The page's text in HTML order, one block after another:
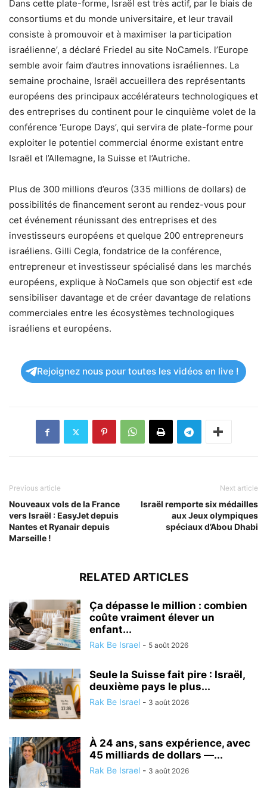
Dans cette plate-forme, Israël est très actif, par le biais de
consortiums et du monde universitaire, et leur travail
consiste à promouvoir et à maximiser la participation
israélienne’, a déclaré Friedel au site NoCamels. l’Europe
semble avoir faim d’autres innovations israéliennes. La
semaine prochaine, Israël accueillera des représentants
européens des principaux accélérateurs technologiques et
des entreprises du continent pour le cinquième volet de la
conférence ‘Europe Days’, qui servira de plate-forme pour
exploiter le potentiel commercial énorme existant entre
Israël et l’Allemagne, la Suisse et l’Autriche.
Plus de 300 millions d’euros (335 millions de dollars) de
possibilités de financement seront au rendez-vous pour
cet événement réunissant des entreprises et des
investisseurs européens et quelque 200 entrepreneurs
israéliens. Gilli Cegla, fondatrice de la conférence,
entrepreneur et investisseur spécialisé dans les marchés
européens, explique à NoCamels que son objectif est «de
sensibiliser davantage et de créer davantage de relations
commerciales entre les écosystèmes technologiques
israéliens et européens.
Rejoignez nous pour toutes les vidéos en live !
Previous article
Nouveaux vols de la France
vers Israël : EasyJet depuis
Nantes et Ryanair depuis
Marseille !
Next article
Israël remporte six médailles
aux Jeux olympiques
spéciaux d’Abou Dhabi
RELATED ARTICLES
Ça dépasse le million : combien
coûte vraiment élever un
enfant...
Rak Be Israel - 5 août 2026
Seule la Suisse fait pire : Israël,
deuxième pays le plus...
Rak Be Israel - 3 août 2026
À 24 ans, sans expérience, avec
45 milliards de dollars —...
Rak Be Israel - 3 août 2026